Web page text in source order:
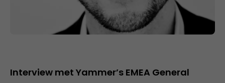
Interview met Yammer’s EMEA General